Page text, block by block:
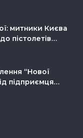
митники Києва
пістолетів…
“Нової
підприємця…